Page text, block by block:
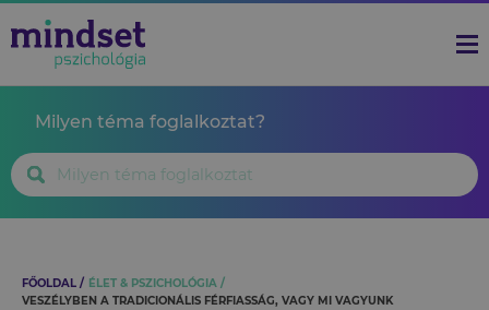
Milyen téma foglalkoztat?
FŐOLDAL
ÉLET & PSZICHOLÓGIA
VESZÉLYBEN A TRADICIONÁLIS FÉRFIASSÁG, VAGY MI VAGYUNK